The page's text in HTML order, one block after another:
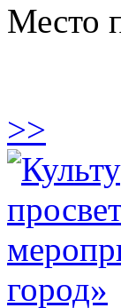
Место
>>